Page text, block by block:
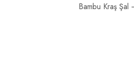
Bambu Kraş Şal